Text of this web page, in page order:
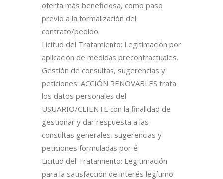
oferta más beneficiosa, como paso
previo a la formalización del
contrato/pedido.
Licitud del Tratamiento: Legitimación por
aplicación de medidas precontractuales.
Gestión de consultas, sugerencias y
peticiones: ACCIÓN RENOVABLES trata
los datos personales del
USUARIO/CLIENTE con la finalidad de
gestionar y dar respuesta a las
consultas generales, sugerencias y
peticiones formuladas por é
Licitud del Tratamiento: Legitimación
para la satisfacción de interés legítimo